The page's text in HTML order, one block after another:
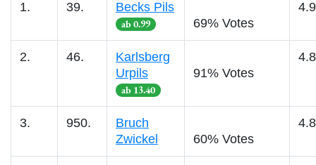
1. 39. Becks Pils
ab 0.99 69% Votes
4.9
2. 46.
Karlsberg
Urpils
ab 13.40
91% Votes
4.8
3. 950.
Bruch
Zwickel
60% Votes
4.8